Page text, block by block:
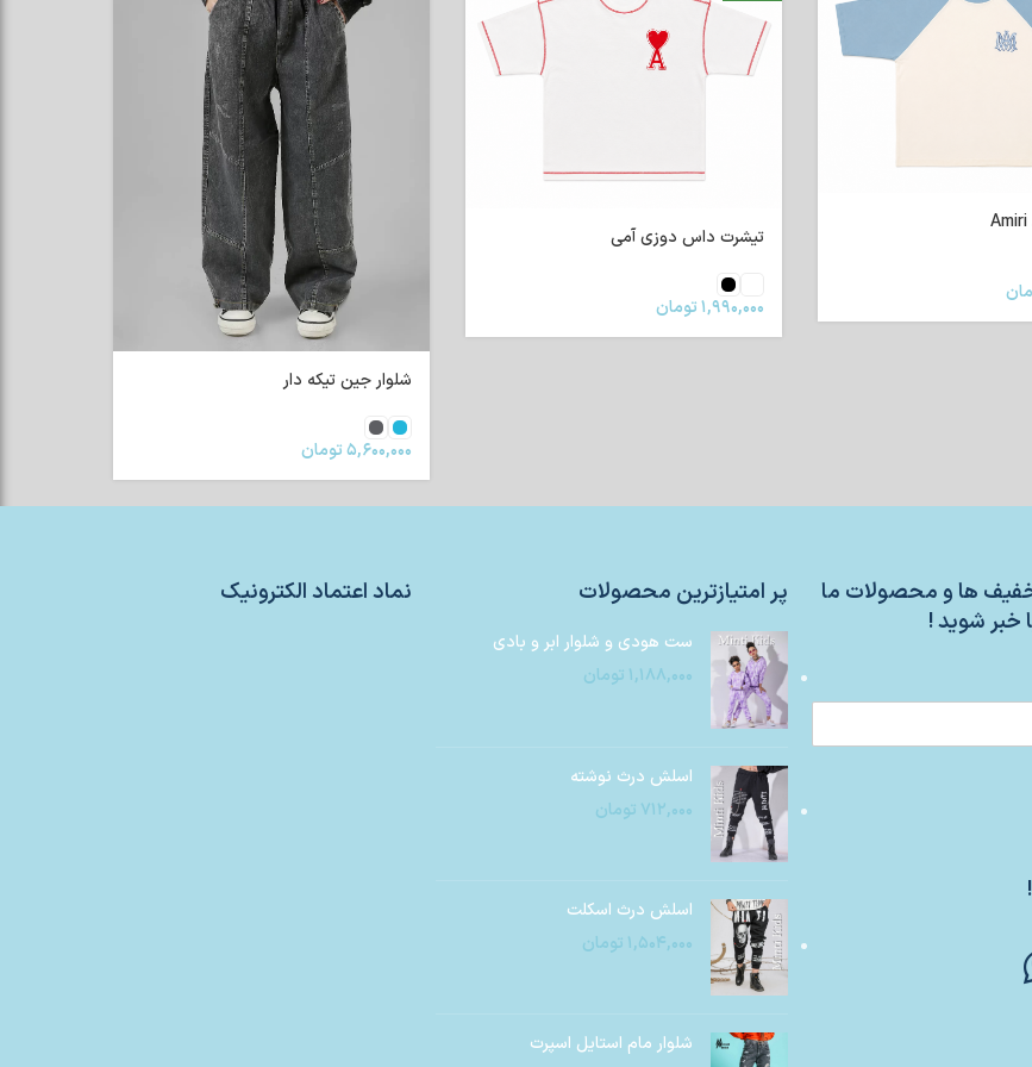
تیشرت داس دوزی آمی
۱,۹۹۰,۰۰۰تومان
شلوار جین تیکه دار
۵,۶۰۰,۰۰۰تومان
ها و محصولات ما
خبر شوید !
پر امتیازترین محصولات
ست هودی و شلوار ابر و بادی
۱,۱۸۸,۰۰۰ تومان
اسلش درث نوشته
۷۱۲,۰۰۰ تومان
اسلش درث اسکلت
۱,۵۰۴,۰۰۰ تومان
شلوار مام استایل اسپرت
نماد اعتماد الکترونیک